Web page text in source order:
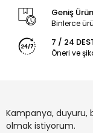
Geniş
Binlerce
7 / 24
Öneri ve
Kampanya, duyuru,
olmak istiyorum.